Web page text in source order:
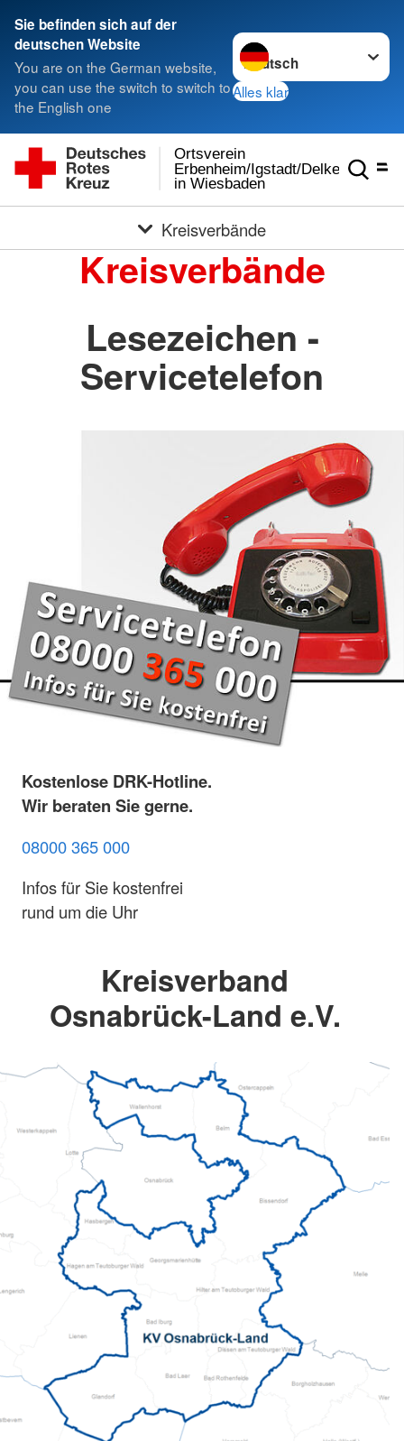
Sie befinden sich auf der
deutschen Website
You are on the German website,
you can use the switch to switch to
the English one
Sprache wechseln zu
Alles klar
in Wiesbaden
Erbenheim/Igstadt/Delkenheim
Ortsverein
Kreisverbände
Kreisverbände
Lesezeichen -
Servicetelefon
Kostenlose DRK-Hotline.
Wir beraten Sie gerne.
08000 365 000
Infos für Sie kostenfrei
rund um die Uhr
Kreisverband
Osnabrück-Land e.V.